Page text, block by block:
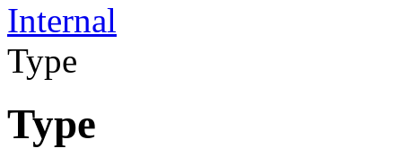
Internal
Type
Type